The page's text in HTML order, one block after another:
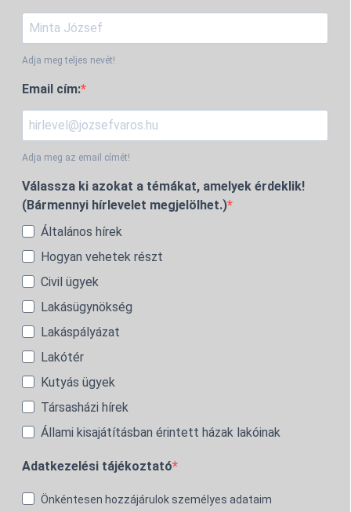
Adja meg teljes nevét!
Email cím:
Adja meg az email címét!
Válassza ki azokat a témákat, amelyek érdeklik!
(Bármennyi hírlevelet megjelölhet.)
Általános hírek
Hogyan vehetek részt
Civil ügyek
Lakásügynökség
Lakáspályázat
Lakótér
Kutyás ügyek
Társasházi hírek
Állami kisajátításban érintett házak lakóinak
Adatkezelési tájékoztató
Önkéntesen hozzájárulok személyes adataim